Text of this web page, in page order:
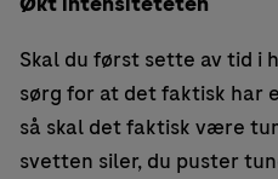
Skal du først sette av tid i
sørg for at det faktisk har
så skal det faktisk være
svetten siler, du puster